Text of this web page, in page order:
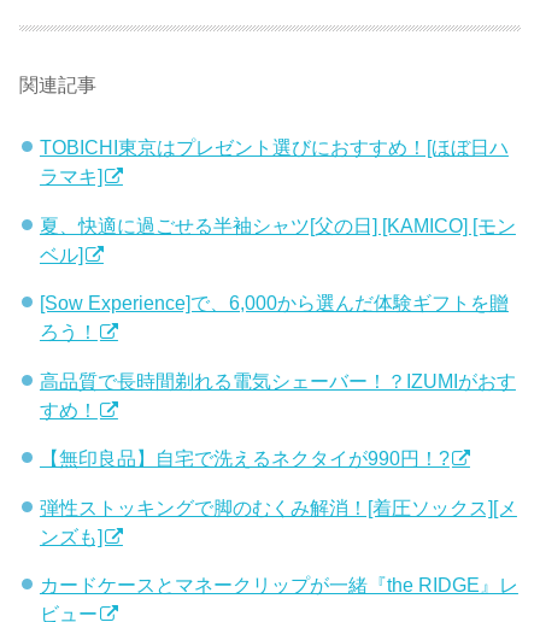
関連記事
TOBICHI東京はプレゼント選びにおすすめ！[ほぼ日ハ
ラマキ]
夏、快適に過ごせる半袖シャツ[父の日] [KAMICO] [モン
ベル]
[Sow Experience]で、6,000から選んだ体験ギフトを贈
ろう！
高品質で長時間剃れる電気シェーバー！？IZUMIがおす
すめ！
【無印良品】自宅で洗えるネクタイが990円！?
弾性ストッキングで脚のむくみ解消！[着圧ソックス][メ
ンズも]
カードケースとマネークリップが一緒『the RIDGE』レ
ビュー